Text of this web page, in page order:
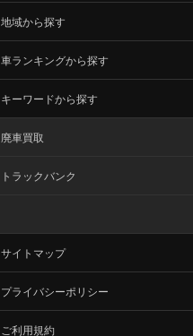
地域から探す
車ランキングから探す
キーワードから探す
廃車買取
トラックバンク
サイトマップ
プライバシーポリシー
ご利用規約